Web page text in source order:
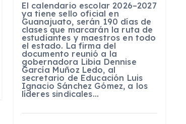
El calendario escolar 2026–2027
ya tiene sello oficial en
Guanajuato, serán 190 días de
clases que marcarán la ruta de
estudiantes y maestros en todo
el estado. La firma del
documento reunió a la
gobernadora Libia Dennise
García Muñoz Ledo, al
secretario de Educación Luis
Ignacio Sánchez Gómez, a los
líderes sindicales…